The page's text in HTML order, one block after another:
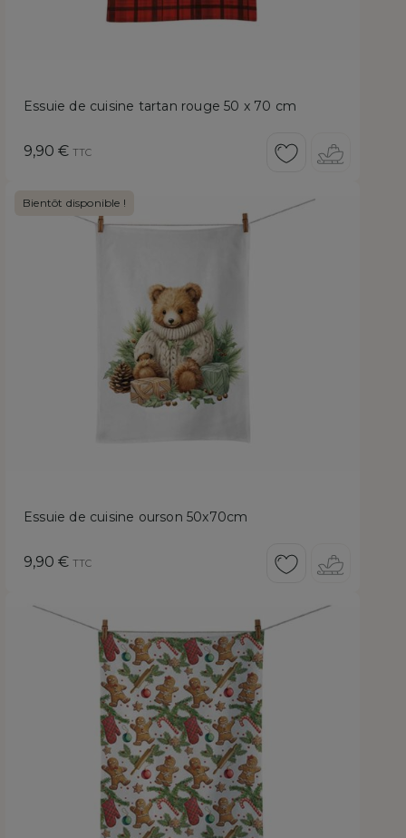
Essuie de cuisine tartan rouge 50 x 70 cm
Prix
9,90 € TTC
Bientôt disponible !
Essuie de cuisine ourson 50x70cm
Prix
9,90 € TTC